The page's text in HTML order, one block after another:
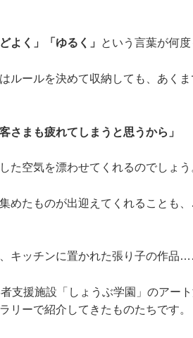
どよく」「ゆるく」 という言葉が何度
ルールを決めて収納しても、あく
さまも疲れてしまうと思うから」
た空気を漂わせてくれるのでしょう
めたものが出迎えてくれることも、
キッチンに置かれた張り子の作品
支援施設「しょうぶ学園」のアー
リーで紹介してきたものたちです。